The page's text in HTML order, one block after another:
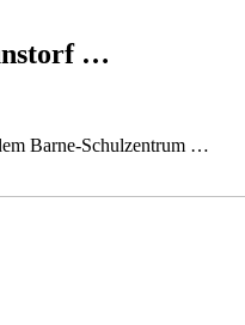
…
Barne-Schulzentrum …